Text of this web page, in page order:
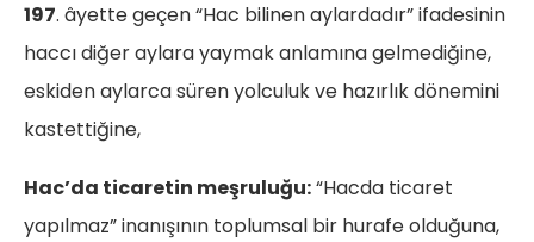
197. âyette geçen “Hac bilinen aylardadır” ifadesinin
haccı diğer aylara yaymak anlamına gelmediğine,
eskiden aylarca süren yolculuk ve hazırlık dönemini
kastettiğine,
Hac’da ticaretin meşruluğu:“Hacda ticaret
yapılmaz” inanışının toplumsal bir hurafe olduğuna,